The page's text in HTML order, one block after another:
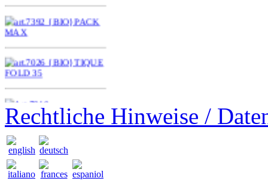
Rechtliche Hinweise /